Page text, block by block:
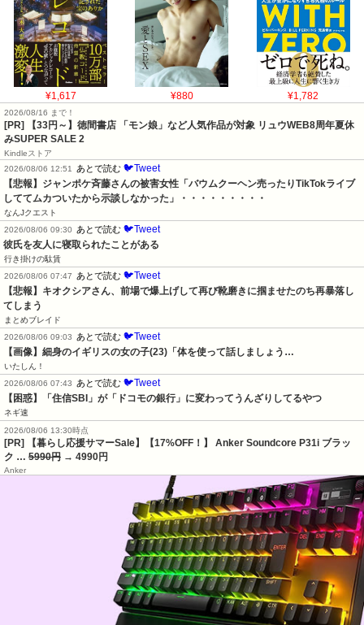
¥1,617 ¥880 ¥1,782
2026/08/16 まで！
[PR]
【33円～】徳間書店 「モン娘」など人気作品が対象 リュウWEB8周年夏休
みSUPER SALE 2
Kindleストア
2026/08/06 12:51
あとで読む 🐦Tweet
【悲報】ジャンポケ斉藤さんの被害女性「バウムクーヘン売ったりTikTokライブ
しててムカついたから示談しなかった」・・・・・・・・・
なんJクエスト
2026/08/06 09:30
あとで読む 🐦Tweet
彼氏を友人に寝取られたことがある
行き掛けの駄賃
2026/08/06 07:47
あとで読む 🐦Tweet
【悲報】キオクシアさん、前場で爆上げして再び靴磨きに掴ませたのち再暴落し
てしまう
まとめブレイド
2026/08/06 09:03
あとで読む 🐦Tweet
【画像】細身のイギリスの女の子(23)「体を使って話しましょう…
いたしん！
2026/08/06 07:43
あとで読む 🐦Tweet
【困惑】「住信SBI」が「ドコモの銀行」に変わってうんざりしてるやつ
ネギ速
2026/08/06 13:30時点
[PR] 【暮らし応援サマーSale】【17%OFF！】 Anker Soundcore P31i ブラッ
ク … 5990円 → 4990円
Anker